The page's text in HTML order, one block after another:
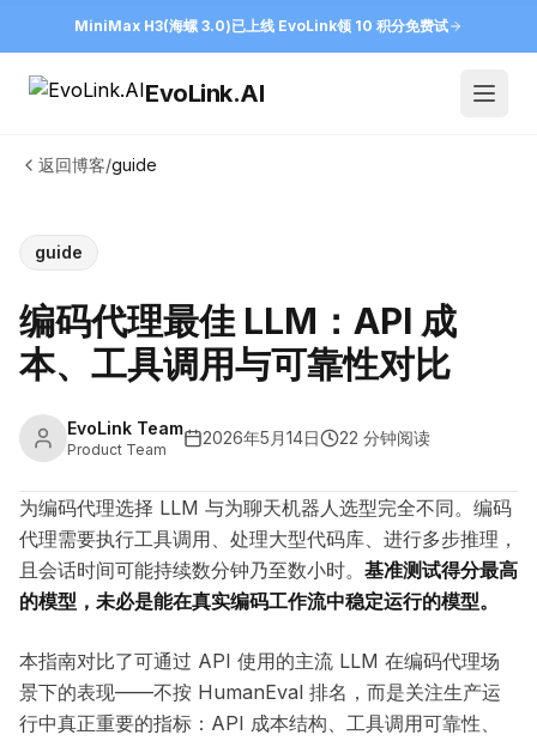
MiniMax H3(海螺 3.0)已上线 EvoLink领 10 积分免费试
EvoLink.AI
返回博客/guide
guide
编码代理最佳 LLM：API 成
本、工具调用与可靠性对比
EvoLink Team
Product Team
2026年5月14日 22 分钟阅读
为编码代理选择 LLM 与为聊天机器人选型完全不同。编码
代理需要执行工具调用、处理大型代码库、进行多步推理，
且会话时间可能持续数分钟乃至数小时。 基准测试得分最高
的模型，未必是能在真实编码工作流中稳定运行的模型。
本指南对比了可通过 API 使用的主流 LLM 在编码代理场
景下的表现——不按 HumanEval 排名，而是关注生产运
行中真正重要的指标：API 成本结构、工具调用可靠性、